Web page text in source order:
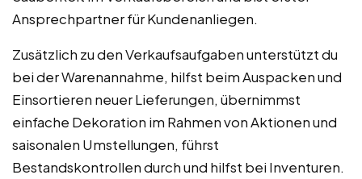
Ansprechpartner für Kundenanliegen.
Zusätzlich zu den Verkaufsaufgaben unterstützt du
bei der Warenannahme, hilfst beim Auspacken und
Einsortieren neuer Lieferungen, übernimmst
einfache Dekoration im Rahmen von Aktionen und
saisonalen Umstellungen, führst
Bestandskontrollen durch und hilfst bei Inventuren.